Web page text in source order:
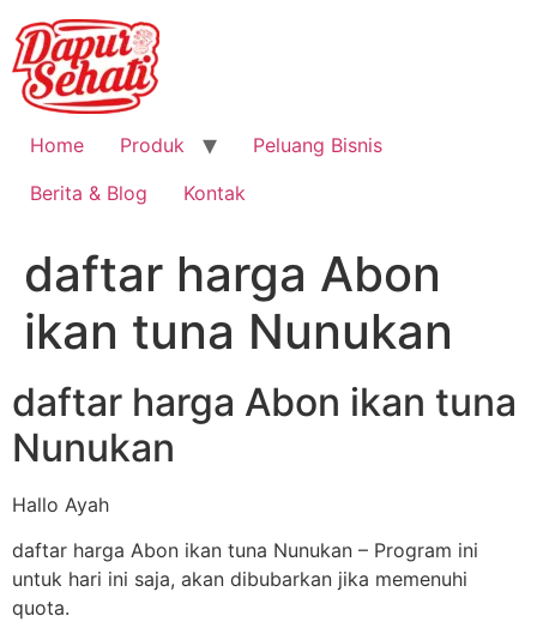
Home Produk
Peluang Bisnis
Berita & Blog
Kontak
daftar harga Abon
ikan tuna Nunukan
daftar harga Abon ikan tuna
Nunukan
Hallo Ayah
daftar harga Abon ikan tuna Nunukan – Program ini
untuk hari ini saja, akan dibubarkan jika memenuhi
quota.